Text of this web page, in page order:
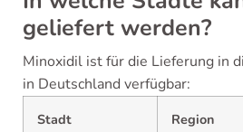
geliefert werden?
Minoxidil ist für die Lieferung in
in Deutschland verfügbar:
Stadt Region